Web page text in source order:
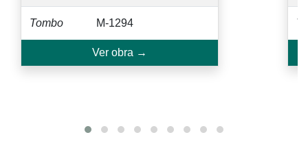
Tombo M-1294
Ver obra →